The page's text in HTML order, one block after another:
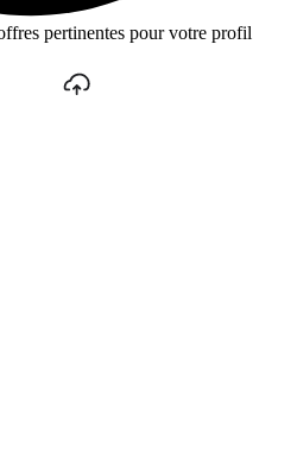
pertinentes pour votre profil